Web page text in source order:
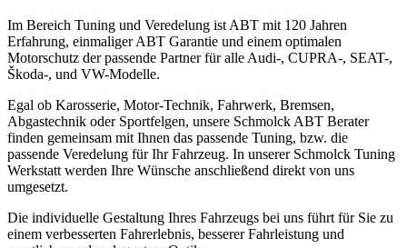
Im Bereich Tuning und Veredelung ist ABT mit 120 Jahren
Erfahrung, einmaliger ABT Garantie und einem optimalen
Motorschutz der passende Partner für alle Audi-, CUPRA-, SEAT-,
Škoda-, und VW-Modelle.
Egal ob Karosserie, Motor-Technik, Fahrwerk, Bremsen,
Abgastechnik oder Sportfelgen, unsere Schmolck ABT Berater
finden gemeinsam mit Ihnen das passende Tuning, bzw. die
passende Veredelung für Ihr Fahrzeug. In unserer Schmolck Tuning
Werkstatt werden Ihre Wünsche anschließend direkt von uns
umgesetzt.
Die individuelle Gestaltung Ihres Fahrzeugs bei uns führt für Sie zu
einem verbesserten Fahrerlebnis, besserer Fahrleistung und